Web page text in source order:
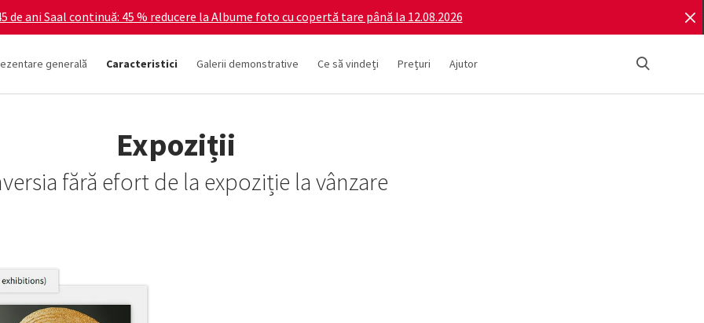
de ani Saal continuă: 45 % reducere la Albume foto cu copertă tare până la 12.08.2026
generală Caracteristici Galerii demonstrative Ce să vindeți Prețuri Ajutor
Expoziții
fără efort de la expoziție la vânzare